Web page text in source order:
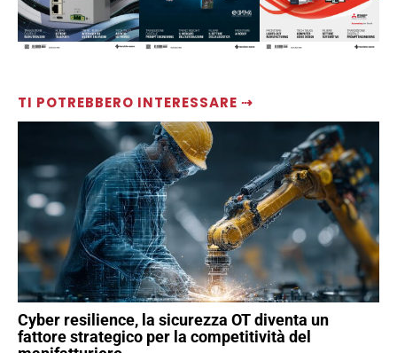
TI POTREBBERO INTERESSARE ⇢
Cyber resilience, la sicurezza OT diventa un
fattore strategico per la competitività del